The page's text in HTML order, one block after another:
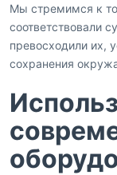
Мы стремимся к
соответствовали
превосходили их,
сохранения